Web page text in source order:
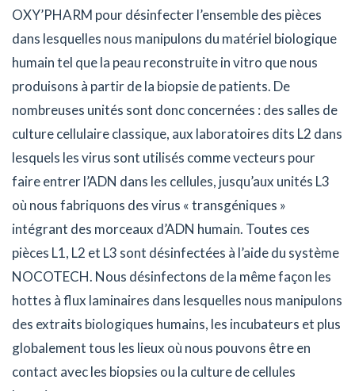
OXY’PHARM pour désinfecter l’ensemble des pièces
dans lesquelles nous manipulons du matériel biologique
humain tel que la peau reconstruite in vitro que nous
produisons à partir de la biopsie de patients. De
nombreuses unités sont donc concernées : des salles de
culture cellulaire classique, aux laboratoires dits L2 dans
lesquels les virus sont utilisés comme vecteurs pour
faire entrer l’ADN dans les cellules, jusqu’aux unités L3
où nous fabriquons des virus « transgéniques »
intégrant des morceaux d’ADN humain. Toutes ces
pièces L1, L2 et L3 sont désinfectées à l’aide du système
NOCOTECH. Nous désinfectons de la même façon les
hottes à flux laminaires dans lesquelles nous manipulons
des extraits biologiques humains, les incubateurs et plus
globalement tous les lieux où nous pouvons être en
contact avec les biopsies ou la culture de cellules